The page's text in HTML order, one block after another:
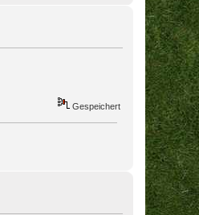
Gespeichert